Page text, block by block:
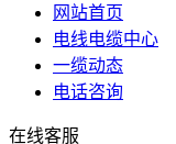
网站首页
电线电缆中心
一缆动态
电话咨询
在线客服